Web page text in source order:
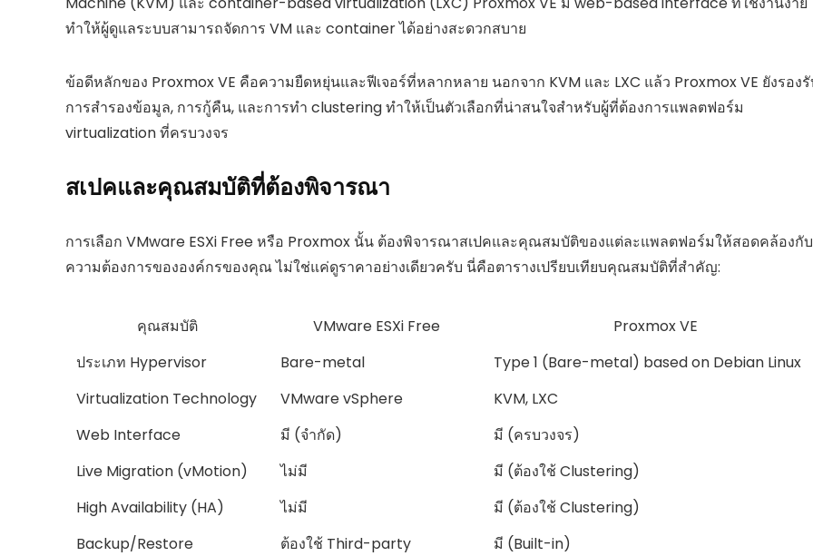
ทำให้ผู้ดูแลระบบสามารถจัดการ VM และ container ได้อย่างสะดวกสบาย
ข้อดีหลักของ Proxmox VE คือความยืดหยุ่นและฟีเจอร์ที่หลากหลาย นอกจาก KVM และ LXC แล้ว Proxmox VE ยังรอง
การสำรองข้อมูล, การกู้คืน, และการทำ clustering ทำให้เป็นตัวเลือกที่น่าสนใจสำหรับผู้ที่ต้องการแพลตฟอร์ม
virtualization ที่ครบวงจร
สเปคและคุณสมบัติที่ต้องพิจารณา
การเลือก VMware ESXi Free หรือ Proxmox นั้น ต้องพิจารณาสเปคและคุณสมบัติของแต่ละแพลตฟอร์มให้สอดคล้องกับ
ความต้องการขององค์กรของคุณ ไม่ใช่แค่ดูราคาอย่างเดียวครับ นี่คือตารางเปรียบเทียบคุณสมบัติที่สำคัญ:
คุณสมบัติ VMware ESXi Free
Proxmox VE
ประเภท Hypervisor
Bare-metal
Type 1 (Bare-metal) based on Debian Linux
Virtualization Technology
VMware vSphere
KVM, LXC
Web Interface
มี (จำกัด)
มี (ครบวงจร)
Live Migration (vMotion)
ไม่มี
มี (ต้องใช้ Clustering)
High Availability (HA)
ไม่มี
มี (ต้องใช้ Clustering)
Backup/Restore
ต้องใช้ Third-party
มี (Built-in)